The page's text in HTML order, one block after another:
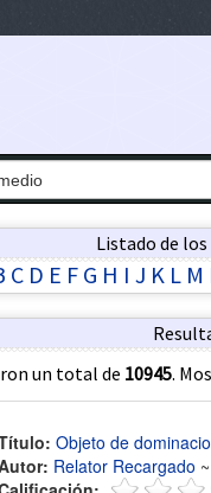
Listado de
C D E F G H I J K L M
un total de 10945.
Objeto de
Relator Recargado ~